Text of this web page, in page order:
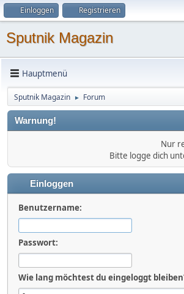
Einloggen Registrieren
Sputnik Magazin
Hauptmenü
Sputnik Magazin ► Forum
Warnung!
Nur
Bitte logge dich
Einloggen
Benutzername:
Passwort:
Wie lang möchtest du eingeloggt